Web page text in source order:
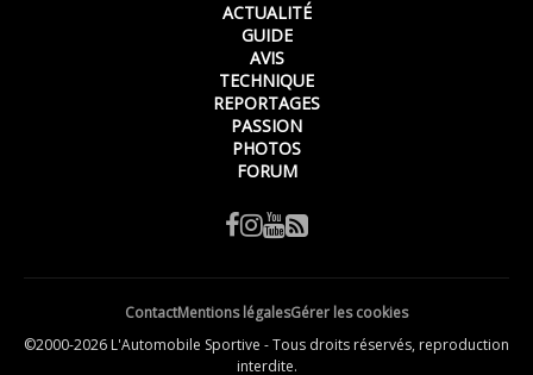
ACTUALITÉ
GUIDE
AVIS
TECHNIQUE
REPORTAGES
PASSION
PHOTOS
FORUM
ContactMentions légalesGérer les cookies
©2000-2026 L'Automobile Sportive - Tous droits réservés, reproduction
interdite.